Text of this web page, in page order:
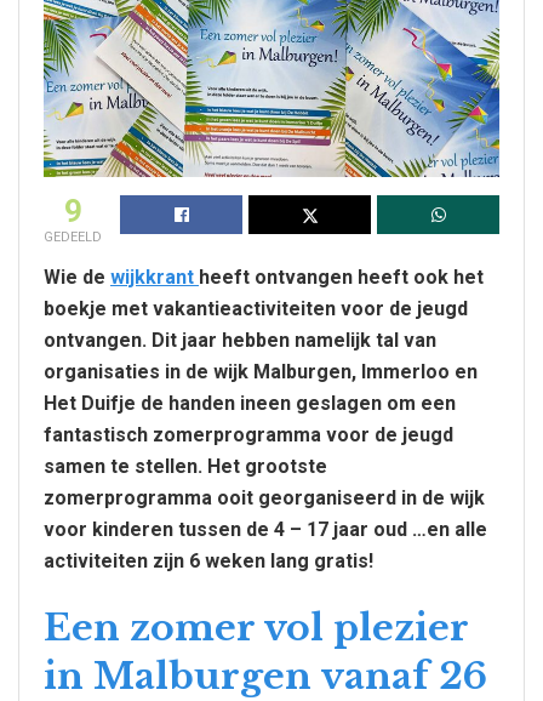
9
GEDEELD
Wie de wijkkrant heeft ontvangen heeft ook het
boekje met vakantieactiviteiten voor de jeugd
ontvangen. Dit jaar hebben namelijk tal van
organisaties in de wijk Malburgen, Immerloo en
Het Duifje de handen ineen geslagen om een
fantastisch zomerprogramma voor de jeugd
samen te stellen. Het grootste
zomerprogramma ooit georganiseerd in de wijk
voor kinderen tussen de 4 – 17 jaar oud …en alle
activiteiten zijn 6 weken lang gratis!
Een zomer vol plezier
in Malburgen vanaf 26